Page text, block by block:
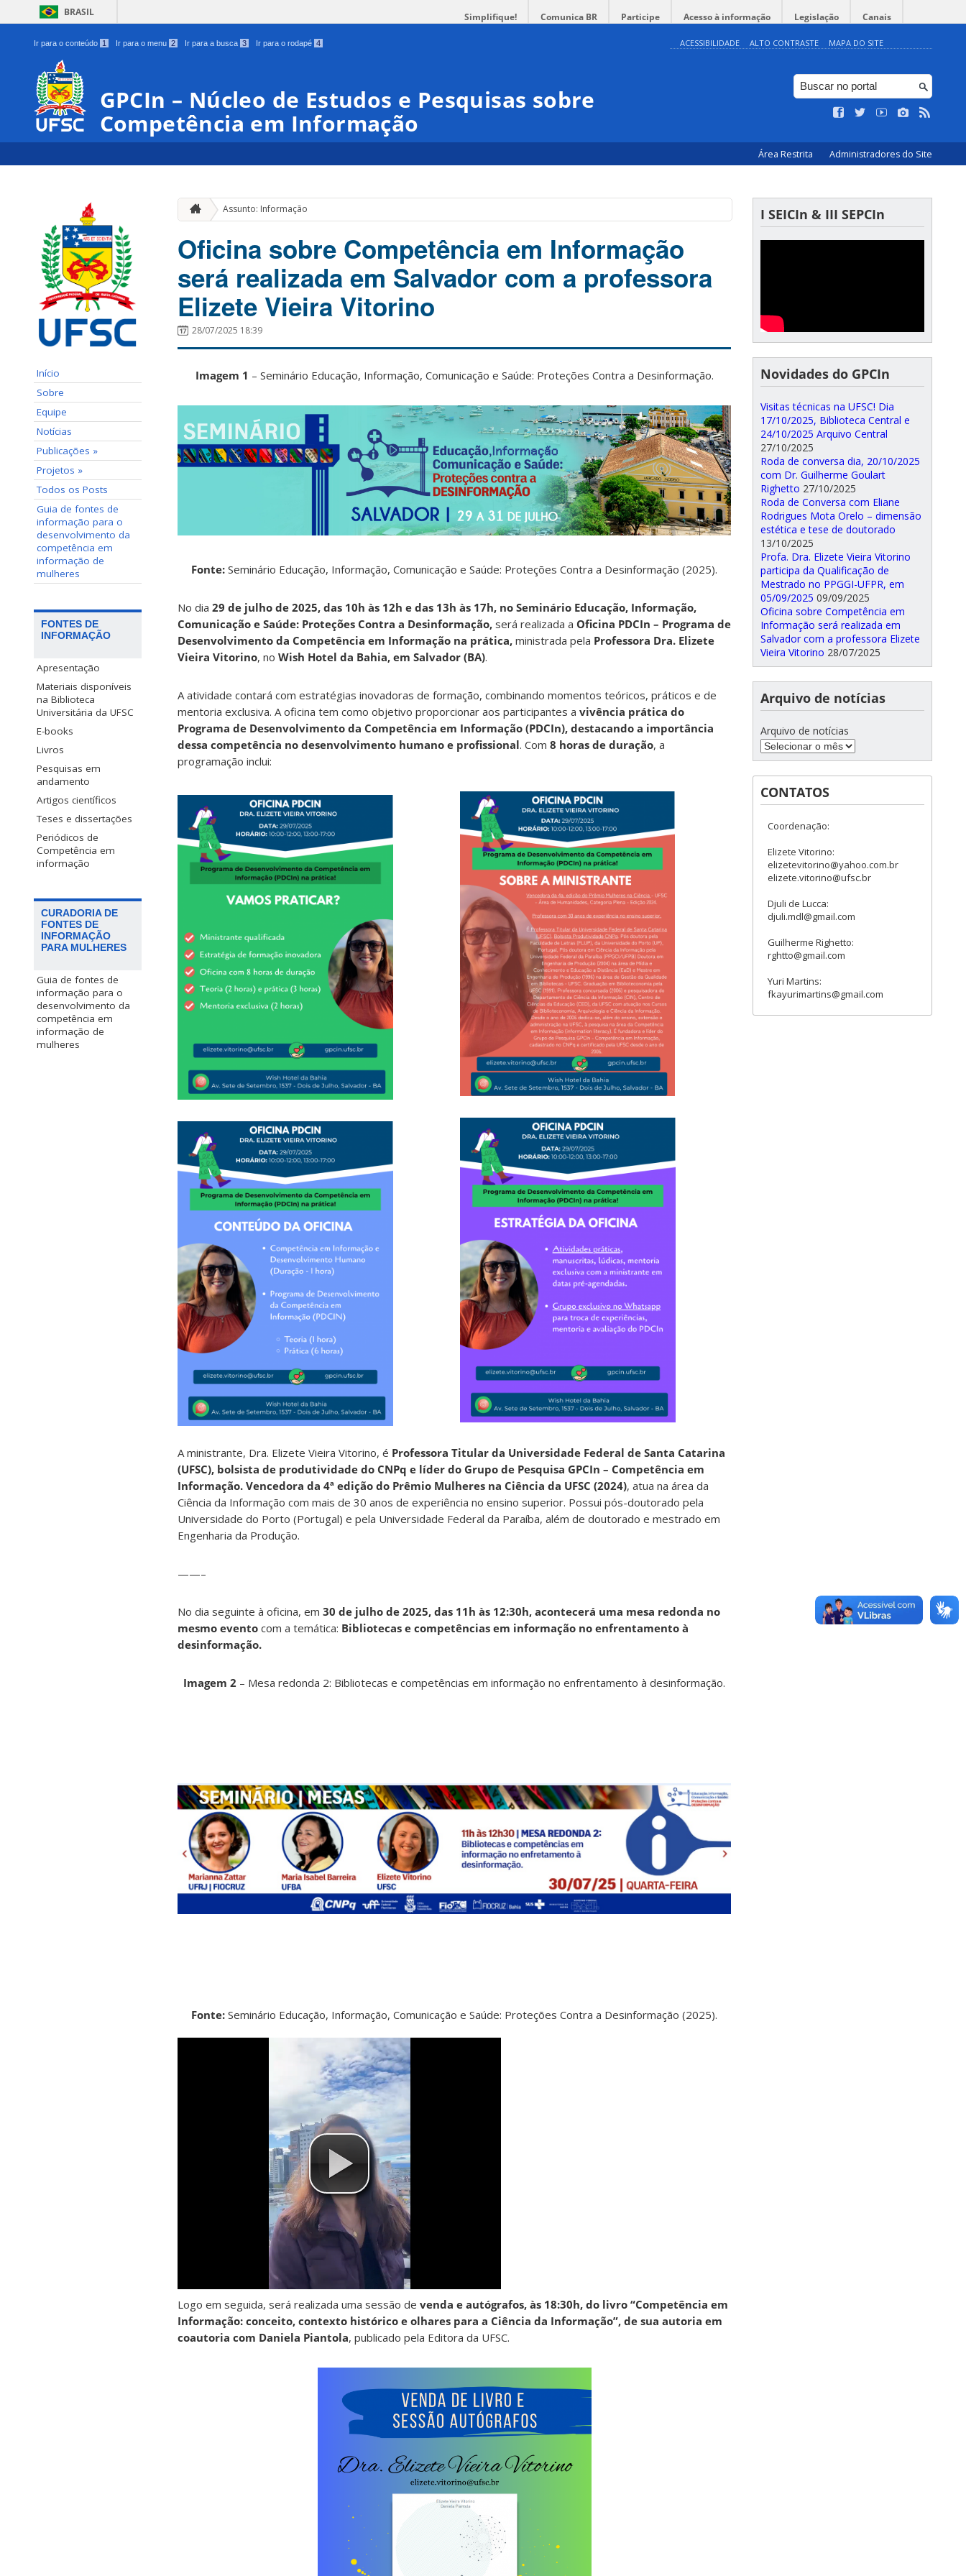
BRASIL Simplifique! Comunica BR Participe Acesso à informação Legislação Canais
Ir para o conteúdo 1 Ir para o menu 2 Ir para a busca 3 Ir para o rodapé 4 ACESSIBILIDADE ALTO CONTRASTE MAPA DO SITE
GPCIn – Núcleo de Estudos e Pesquisas sobre
Competência em Informação
Área Restrita Administradores do Site
Início
Sobre
Equipe
Notícias
Publicações »
Projetos »
Todos os Posts
Guia de fontes de
informação para o
desenvolvimento da
competência em
informação de
mulheres
FONTES DE
INFORMAÇÃO
Apresentação
Materiais disponíveis
na Biblioteca
Universitária da UFSC
E-books
Livros
Pesquisas em
andamento
Artigos científicos
Teses e dissertações
Periódicos de
Competência em
informação
CURADORIA DE
FONTES DE
INFORMAÇÃO
PARA MULHERES
Guia de fontes de
informação para o
desenvolvimento da
competência em
informação de
mulheres
Assunto: Informação
Oficina sobre Competência em Informação
será realizada em Salvador com a professora
Elizete Vieira Vitorino
28/07/2025 18:39
Imagem 1 – Seminário Educação, Informação, Comunicação e Saúde: Proteções Contra a Desinformação.
Fonte: Seminário Educação, Informação, Comunicação e Saúde: Proteções Contra a Desinformação (2025).
No dia 29 de julho de 2025, das 10h às 12h e das 13h às 17h, no Seminário Educação, Informação,
Comunicação e Saúde: Proteções Contra a Desinformação, será realizada a Oficina PDCIn – Programa de
Desenvolvimento da Competência em Informação na prática, ministrada pela Professora Dra. Elizete
Vieira Vitorino, no Wish Hotel da Bahia, em Salvador (BA).
A atividade contará com estratégias inovadoras de formação, combinando momentos teóricos, práticos e de
mentoria exclusiva. A oficina tem como objetivo proporcionar aos participantes a vivência prática do
Programa de Desenvolvimento da Competência em Informação (PDCIn), destacando a importância
dessa competência no desenvolvimento humano e profissional. Com 8 horas de duração, a
programação inclui:
A ministrante, Dra. Elizete Vieira Vitorino, é Professora Titular da Universidade Federal de Santa Catarina
(UFSC), bolsista de produtividade do CNPq e líder do Grupo de Pesquisa GPCIn – Competência em
Informação. Vencedora da 4ª edição do Prêmio Mulheres na Ciência da UFSC (2024), atua na área da
Ciência da Informação com mais de 30 anos de experiência no ensino superior. Possui pós-doutorado pela
Universidade do Porto (Portugal) e pela Universidade Federal da Paraíba, além de doutorado e mestrado em
Engenharia da Produção.
——–
No dia seguinte à oficina, em 30 de julho de 2025, das 11h às 12:30h, acontecerá uma mesa redonda no
mesmo evento com a temática: Bibliotecas e competências em informação no enfrentamento à
desinformação.
Imagem 2 – Mesa redonda 2: Bibliotecas e competências em informação no enfrentamento à desinformação.
Fonte: Seminário Educação, Informação, Comunicação e Saúde: Proteções Contra a Desinformação (2025).
Logo em seguida, será realizada uma sessão de venda e autógrafos, às 18:30h, do livro “Competência em
Informação: conceito, contexto histórico e olhares para a Ciência da Informação”, de sua autoria em
coautoria com Daniela Piantola, publicado pela Editora da UFSC.
I SEICIn & III SEPCIn
Novidades do GPCIn
Visitas técnicas na UFSC! Dia
17/10/2025, Biblioteca Central e
24/10/2025 Arquivo Central
27/10/2025
Roda de conversa dia, 20/10/2025
com Dr. Guilherme Goulart
Righetto 27/10/2025
Roda de Conversa com Eliane
Rodrigues Mota Orelo – dimensão
estética e tese de doutorado
13/10/2025
Profa. Dra. Elizete Vieira Vitorino
participa da Qualificação de
Mestrado no PPGGI-UFPR, em
05/09/2025 09/09/2025
Oficina sobre Competência em
Informação será realizada em
Salvador com a professora Elizete
Vieira Vitorino 28/07/2025
Arquivo de notícias
Arquivo de notícias
CONTATOS
Coordenação:
Elizete Vitorino:
elizetevitorino@yahoo.com.br
elizete.vitorino@ufsc.br
Djuli de Lucca:
djuli.mdl@gmail.com
Guilherme Righetto:
rghtto@gmail.com
Yuri Martins:
fkayurimartins@gmail.com